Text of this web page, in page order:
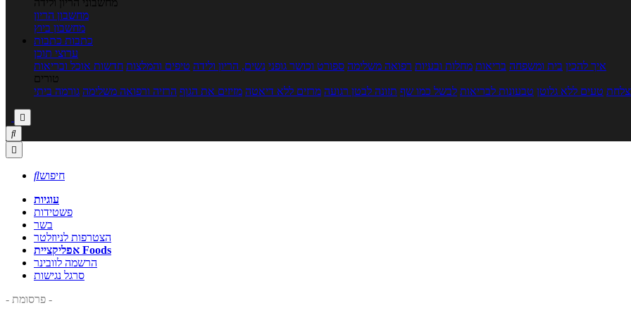
מחשבוני הריון ולידה
מחשבון הריון
מחשבון ביוץ
כתבות כתבות
ערוצי תוכן
איך להכין בית ומשפחה בריאות מחלות ובעיות רפואה משלימה ספורט וכושר גופני נשים, הריון ולידה טיפים והמלצות חדשות אוכל ובריאות
טורים
טעים ללא גלוטן טבעונות לבריאות לבשל כמו שף תזונה לבטן רגועה מרזים ללא דיאטה מזיזים את הגוף הרזיה ורפואה משלימה גורמה ביתי



חיפוש
עוגיות
פשטידות
בשר
הצטרפות לניוזלטר
אפליקציית Foods
הרשמה לוובינר
סרגל נגישות
- פרסומת -